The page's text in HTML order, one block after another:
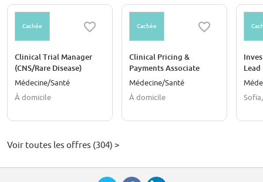
Cachée
Clinical Trial Manager
(CNS/Rare Disease)
Médecine/Santé
À domicile
Cachée
Clinical Pricing &
Payments Associate
Médecine/Santé
À domicile
Lead
Voir toutes les offres (304) >